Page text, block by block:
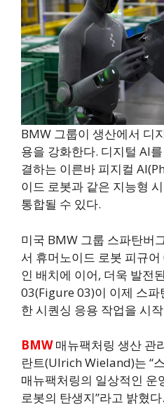
BMW 그룹이 생산에서 디
용을 강화한다. 디지털 AI
결하는 이른바 피지컬
이드 로봇과 같은 지능형
통합될 수 있다.
미국 BMW 그룹 스파탄버
서 휴머노이드 로봇 피규
인 배치에 이어, 더욱 발전
03(Figure 03)이 이제 스
한 시퀀싱 응용 작업을 시
BMW매뉴팩처링 생산 관
란트(Ulrich Wieland)는 “
매뉴팩처링의 일상적인 운
로봇의 탄생지”라고 밝혔다.